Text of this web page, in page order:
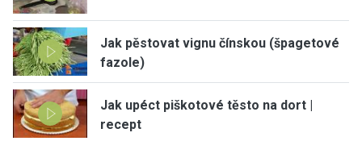
Jak pěstovat vignu čínskou (špagetové
fazole)
Jak upéct piškotové těsto na dort |
recept